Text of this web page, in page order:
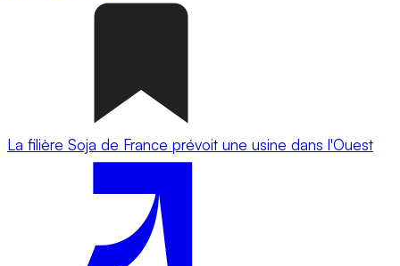
La filière Soja de France prévoit une usine dans l'Ouest